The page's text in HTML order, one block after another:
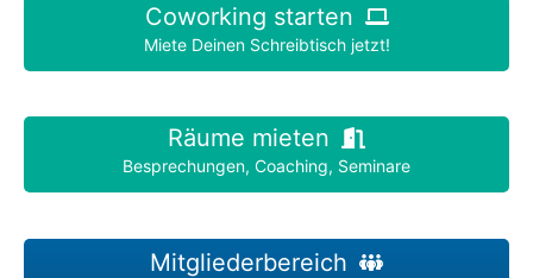
Coworking starten
Miete Deinen Schreibtisch jetzt!
Räume mieten
Besprechungen, Coaching, Seminare
Mitgliederbereich